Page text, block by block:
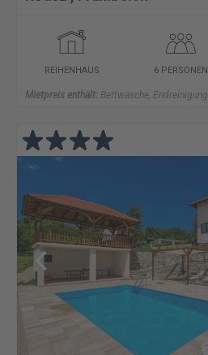
REIHENHAUS 6 PERSONEN
Mietpreis enthält: Bettwäsche, Endreinigung